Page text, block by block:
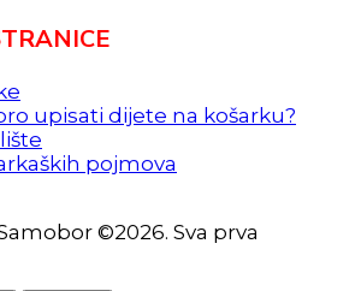
upisati dijete na košarku?
pojmova
©2026. Sva prva